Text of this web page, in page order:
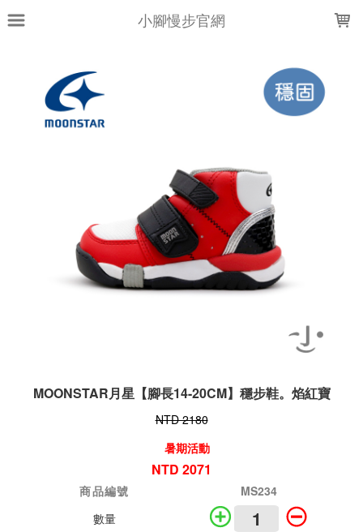
小腳慢步官網
MOONSTAR月星【腳長14-20CM】穩步鞋。焰紅寶
NTD 2180
暑期活動
NTD 2071
商品編號
MS234
數量